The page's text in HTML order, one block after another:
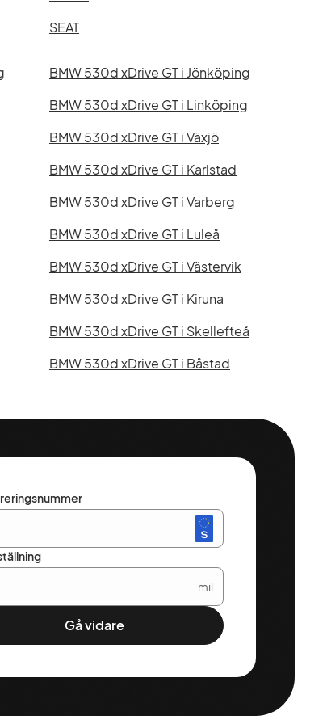
SEAT
BMW 530d xDrive GT i Jönköping
BMW 530d xDrive GT i Linköping
BMW 530d xDrive GT i Växjö
BMW 530d xDrive GT i Karlstad
BMW 530d xDrive GT i Varberg
BMW 530d xDrive GT i Luleå
BMW 530d xDrive GT i Västervik
BMW 530d xDrive GT i Kiruna
BMW 530d xDrive GT i Skellefteå
BMW 530d xDrive GT i Båstad
mil
Gå vidare